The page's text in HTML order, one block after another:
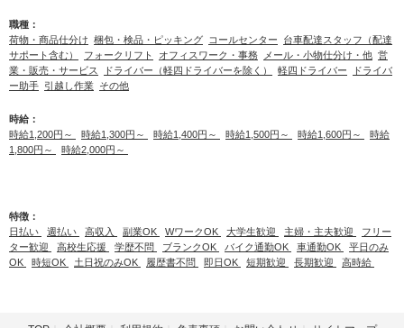
職種：
荷物・商品仕分け 梱包・検品・ピッキング コールセンター
台車配達スタッフ（配達
サポート含む）
フォークリフト オフィスワーク・事務 メール・小物仕分け・他 営
業・販売・サービス
ドライバー（軽四ドライバーを除く） 軽四ドライバー
ドライバ
ー助手 引越し作業 その他
時給：
時給1,200円～
時給1,300円～ 時給1,400円～ 時給1,500円～ 時給1,600円～
時給
1,800円～
時給2,000円～
特徴：
日払い
週払い 高収入 副業OK WワークOK 大学生歓迎 主婦・主夫歓迎
フリー
ター歓迎
高校生応援 学歴不問 ブランクOK バイク通勤OK 車通勤OK
平日のみ
OK
時短OK 土日祝のみOK 履歴書不問 即日OK 短期歓迎 長期歓迎 高時給